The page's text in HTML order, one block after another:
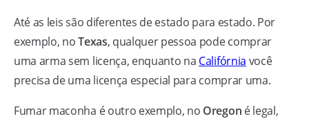
Até as leis são diferentes de estado para estado. Por
exemplo, noTexas, qualquer pessoa pode comprar
uma arma sem licença, enquanto na Califórnia você
precisa de uma licença especial para comprar uma.
Fumar maconha é outro exemplo, no Oregon é legal,